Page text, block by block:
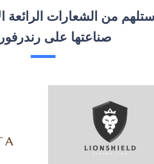
من الشعارات الرائعة
صناعتها على